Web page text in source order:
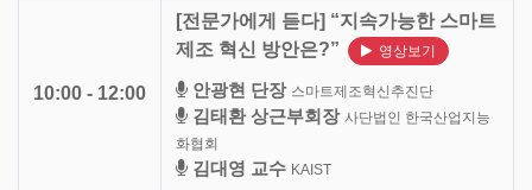
10:00 - 12:00
[전문가에게 듣다] “지속가능한 스마트
제조 혁신 방안은?”
영상보기
안광현 단장 스마트제조혁신추진단
김태환 상근부회장 사단법인 한국산업지능
화협회
김대영 교수 KAIST